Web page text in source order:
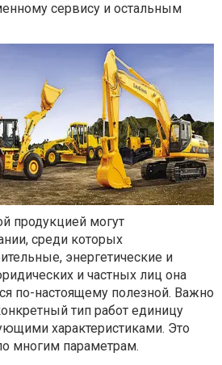
сервису и остальным
продукцией могут
среди которых
энергетические и
и частных лиц она
по-настоящему полезной. Важно
тип работ единицу
характеристиками. Это
многим параметрам.